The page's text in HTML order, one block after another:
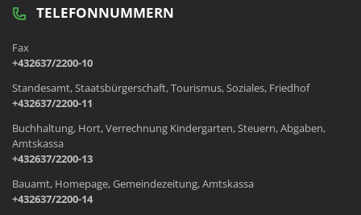
TELEFONNUMMERN
Fax
+432637/2200-10
Standesamt, Staatsbürgerschaft, Tourismus, Soziales, Friedhof
+432637/2200-11
Buchhaltung, Hort, Verrechnung Kindergarten, Steuern, Abgaben,
Amtskassa
+432637/2200-13
Bauamt, Homepage, Gemeindezeitung, Amtskassa
+432637/2200-14